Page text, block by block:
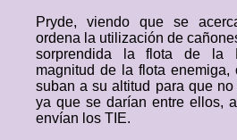
Pryde, viendo que se
ordena la utilización de
sorprendida la flota de la
magnitud de la flota enemiga,
suban a su altitud para que
ya que se darían entre ellos,
envían los TIE.